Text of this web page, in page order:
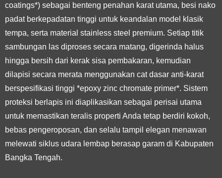
coatings*) sebagai benteng penahan karat utama, besi nako
padat berkepadatan tinggi untuk keandalan model klasik
tempa, serta material stainless steel premium. Setiap titik
sambungan las diproses secara matang, digerinda halus
hingga bersih dari kerak sisa pembakaran, kemudian
dilapisi secara merata menggunakan cat dasar anti-karat
berspesifikasi tinggi *epoxy zinc chromate primer*. Sistem
proteksi berlapis ini diaplikasikan sebagai perisai utama
untuk memastikan teralis properti Anda tetap berdiri kokoh,
bebas pengeroposan, dan selalu tampil elegan menawan
melewati siklus udara lembap berasap garam di Kabupaten
Bangka Tengah.